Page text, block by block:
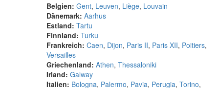
Belgien: Gent, Leuven, Liège, Louvain
Dänemark: Aarhus
Estland: Tartu
Finnland: Turku
Frankreich: Caen, Dijon, Paris II, Paris XII, Poitiers,
Versailles
Griechenland: Athen, Thessaloniki
Irland: Galway
Italien: Bologna, Palermo, Pavia, Perugia, Torino,